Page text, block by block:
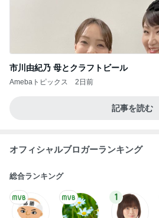
市川由紀乃 母とクラフトビール
Amebaトピックス 2日前
記事を読む
オフィシャルブロガーランキング
総合ランキング
1